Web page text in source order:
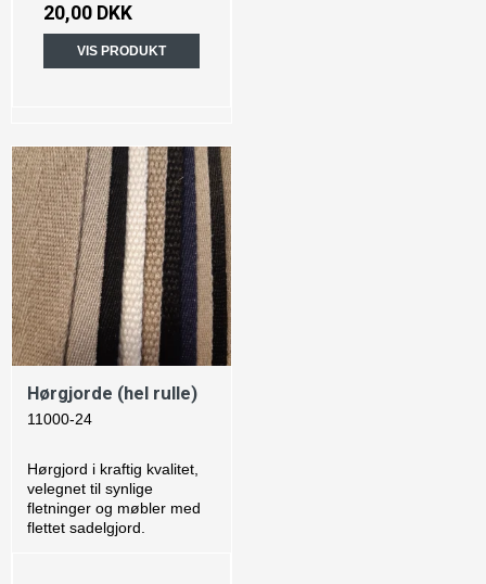
20,00 DKK
VIS PRODUKT
Hørgjorde (hel rulle)
11000-24
Hørgjord i kraftig kvalitet,
velegnet til synlige
fletninger og møbler med
flettet sadelgjord.